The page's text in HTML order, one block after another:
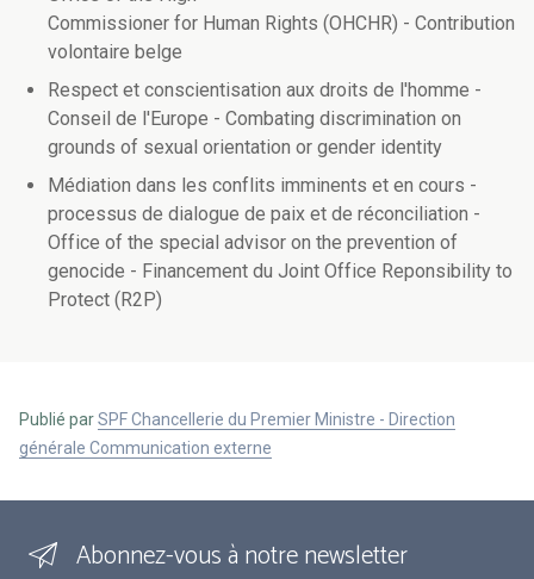
Commissioner for Human Rights (OHCHR) - Contribution
volontaire belge
Respect et conscientisation aux droits de l'homme -
Conseil de l'Europe - Combating discrimination on
grounds of sexual orientation or gender identity
Médiation dans les conflits imminents et en cours -
processus de dialogue de paix et de réconciliation -
Office of the special advisor on the prevention of
genocide - Financement du Joint Office Reponsibility to
Protect (R2P)
Publié parSPF Chancellerie du Premier Ministre - Direction
générale Communication externe
Abonnez-vous à notre newsletter